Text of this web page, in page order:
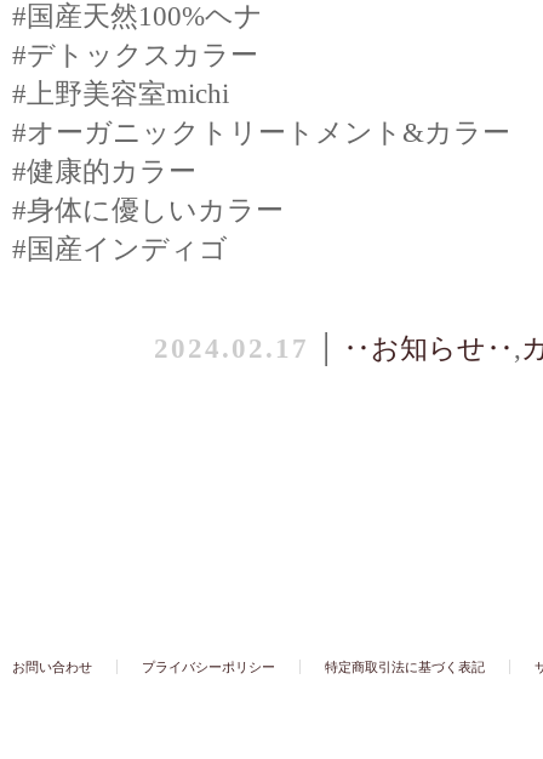
#国産天然100%ヘナ
#デトックスカラー
#上野美容室michi
#オーガニックトリートメント&カラー
#健康的カラー
#身体に優しいカラー
#国産インディゴ
2024.02.17 ‥お知らせ‥ ,
お問い合わせ プライバシーポリシー 特定商取引法に基づく表記